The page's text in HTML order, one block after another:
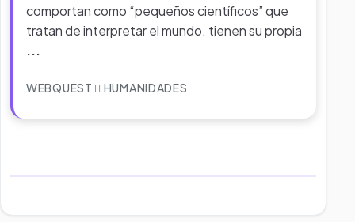
comportan como “pequeños científicos” que
tratan de interpretar el mundo. tienen su propia
...
WEBQUEST HUMANIDADES